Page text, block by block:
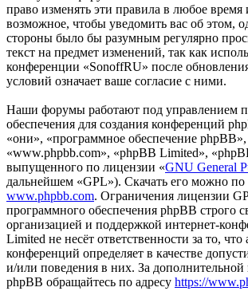
право изменять эти правила в любое время
возможное, чтобы уведомить вас об этом,
стороны было бы разумным регулярно
текст на предмет изменений, так как
конференции «SonoffRU» после
условий означает ваше согласие с ними.
Наши форумы работают под управлением
обеспечения для создания конференций
«они», «программное обеспечение phpBB»,
«www.phpbb.com», «phpBB Limited»,
выпущенного по лицензии «GNU General
дальнейшем «GPL»). Скачать его можно по
www.phpbb.com. Ограничения лицензии
программного обеспечения phpBB строго
организацией и поддержкой интернет-
Limited не несёт ответственности за то,
конференций определяет в качестве
и/или поведения в них. За
phpBB обращайтесь по адресу https://